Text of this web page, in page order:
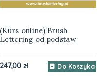
(Kurs online) Brush
Lettering od podstaw
247,00 zł Do Koszyka